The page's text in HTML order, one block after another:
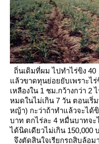
ถิ่นเดิมที่ผม ไปทำไร่ขิง
ล้วขาดทุนย่อยยับเพราะไร่
เหลืองใน 1 ชม.กว้างกว่า 2
หมดในไม่เกิน 7 วัน ตอนเริ่
หญ้า) กะว่าถ้าทำแล้วจะได้
บาท ตกไร่ละ 4 หมื่นบาทจ
ได้นิดเดียวไม่เกิน 150,000
จึงตัดสินใจเรียกรถสิบล้อม